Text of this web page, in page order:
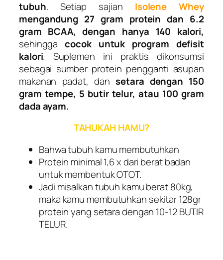
tubuh. Setiap sajian Isolene Whey
mengandung 27 gram protein dan 6.2
gram BCAA, dengan hanya 140 kalori,
sehinggacocok untuk program defisit
kalori. Suplemen ini praktis dikonsumsi
sebagai sumber protein pengganti asupan
makanan padat, dan setara dengan 150
gram tempe, 5 butir telur, atau 100 gram
dada ayam.
TAHUKAH HAMU?
Bahwa tubuh kamu membutuhkan
Protein minimal 1,6 x dari berat badan
untuk membentuk OTOT.
Jadi misalkan tubuh kamu berat 80kg,
maka kamu membutuhkan sekitar 128gr
protein yang setara dengan 10-12 BUTIR
TELUR.